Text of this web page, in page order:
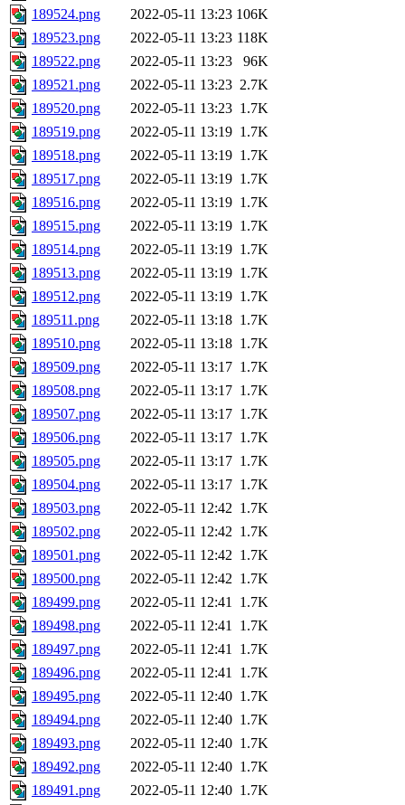
189524.png
2022-05-11 13:23 106K
189523.png
2022-05-11 13:23 118K
189522.png
2022-05-11 13:23
96K
189521.png
2022-05-11 13:23 2.7K
189520.png
2022-05-11 13:23 1.7K
189519.png
2022-05-11 13:19 1.7K
189518.png
2022-05-11 13:19 1.7K
189517.png
2022-05-11 13:19 1.7K
189516.png
2022-05-11 13:19 1.7K
189515.png
2022-05-11 13:19 1.7K
189514.png
2022-05-11 13:19 1.7K
189513.png
2022-05-11 13:19 1.7K
189512.png
2022-05-11 13:19 1.7K
189511.png
2022-05-11 13:18 1.7K
189510.png
2022-05-11 13:18 1.7K
189509.png
2022-05-11 13:17 1.7K
189508.png
2022-05-11 13:17 1.7K
189507.png
2022-05-11 13:17 1.7K
189506.png
2022-05-11 13:17 1.7K
189505.png
2022-05-11 13:17 1.7K
189504.png
2022-05-11 13:17 1.7K
189503.png
2022-05-11 12:42 1.7K
189502.png
2022-05-11 12:42 1.7K
189501.png
2022-05-11 12:42 1.7K
189500.png
2022-05-11 12:42 1.7K
189499.png
2022-05-11 12:41 1.7K
189498.png
2022-05-11 12:41 1.7K
189497.png
2022-05-11 12:41 1.7K
189496.png
2022-05-11 12:41 1.7K
189495.png
2022-05-11 12:40 1.7K
189494.png
2022-05-11 12:40 1.7K
189493.png
2022-05-11 12:40 1.7K
189492.png
2022-05-11 12:40 1.7K
189491.png
2022-05-11 12:40 1.7K